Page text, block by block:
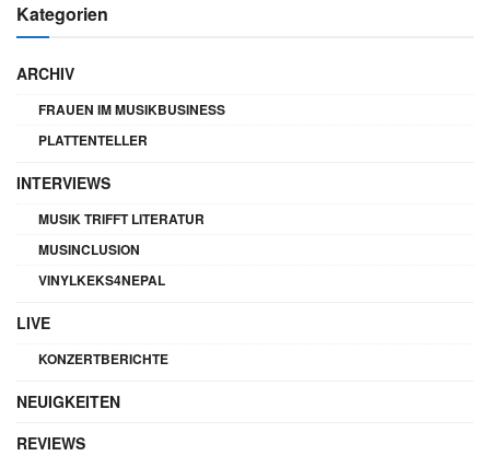
Kategorien
ARCHIV
FRAUEN IM MUSIKBUSINESS
PLATTENTELLER
INTERVIEWS
MUSIK TRIFFT LITERATUR
MUSINCLUSION
VINYLKEKS4NEPAL
LIVE
KONZERTBERICHTE
NEUIGKEITEN
REVIEWS